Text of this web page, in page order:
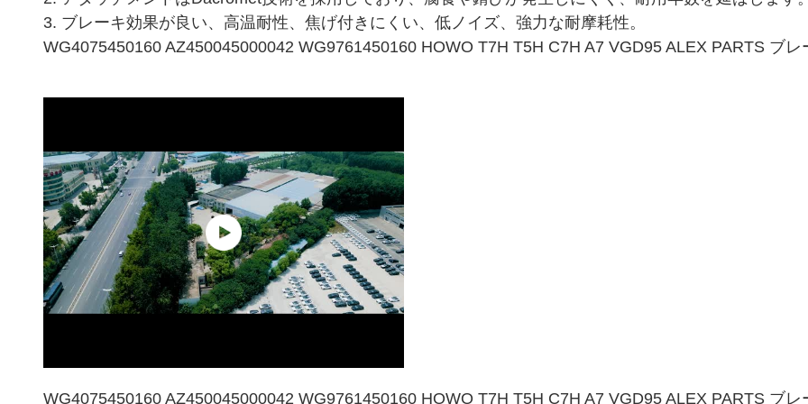
3. ブレーキ効果が良い、高温耐性、焦げ付きにくい、低ノイズ、強力な耐摩耗性。
WG4075450160 AZ450045000042 WG9761450160 HOWO T7H T5H C7H A7 VGD95 ALEX PARTS ブレ
WG4075450160 AZ450045000042 WG9761450160 HOWO T7H T5H C7H A7 VGD95 ALEX PARTS ブレ